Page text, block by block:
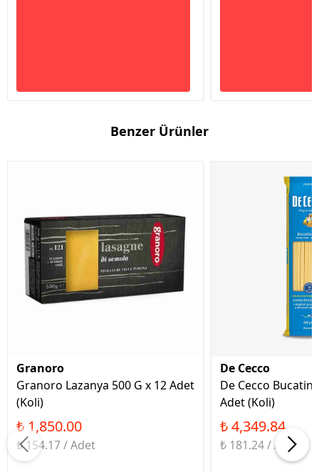
Benzer Ürünler
Granoro
Granoro Lazanya 500 G x 12 Adet
(Koli)
₺ 1,850.00
₺ 154.17 / Adet
De Cecco
De Cecco
Adet (Koli)
₺ 4,349.84
₺ 181.24 / Adet